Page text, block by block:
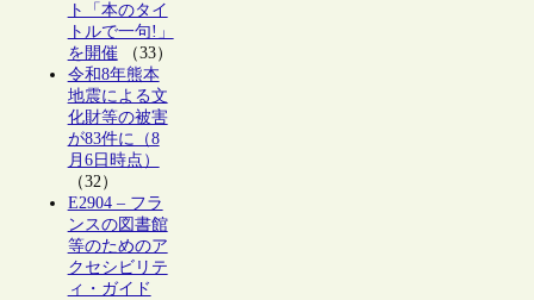
ト「本のタイ
トルで一句!」
を開催（33）
令和8年熊本
地震による文
化財等の被害
が83件に（8
月6日時点）
（32）
E2904 – フラ
ンスの図書館
等のためのア
クセシビリテ
ィ・ガイド